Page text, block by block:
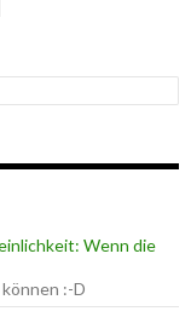
Wenn die
:-D